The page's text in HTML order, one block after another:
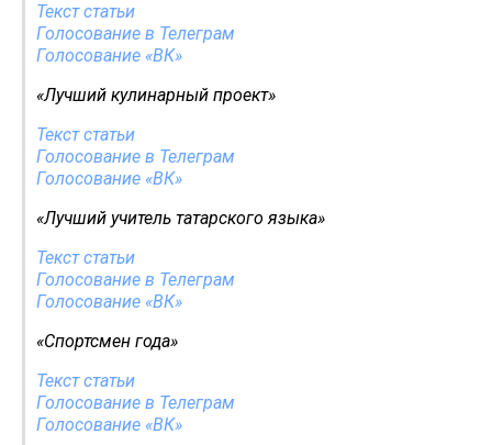
Текст статьи
Голосование в Телеграм
Голосование «ВК»
«Лучший кулинарный проект»
Текст статьи
Голосование в Телеграм
Голосование «ВК»
«Лучший учитель татарского языка»
Текст статьи
Голосование в Телеграм
Голосование «ВК»
«Спортсмен года»
Текст статьи
Голосование в Телеграм
Голосование «ВК»